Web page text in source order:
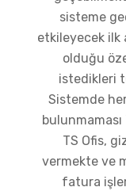
sisteme
etkileyecek ilk
olduğu
istedikleri
Sistemde
TS Ofis,
vermekte ve
fatura